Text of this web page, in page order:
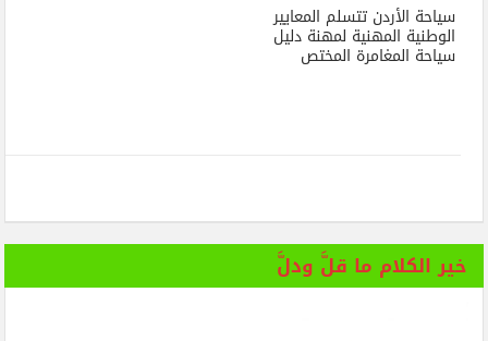
سياحة الأردن تتسلم المعايير
الوطنية المهنية لمهنة دليل
سياحة المغامرة المختص
خير الكلام ما قلَّ ودلَّ